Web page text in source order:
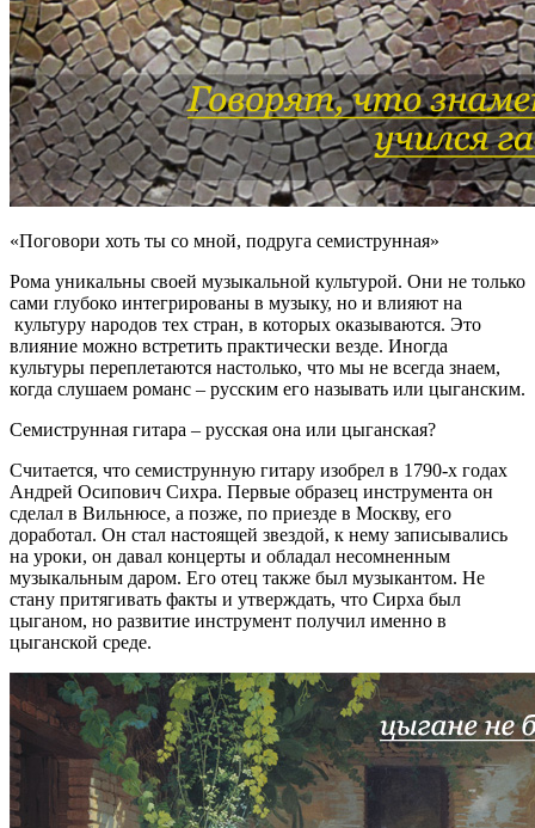
«Поговори хоть ты со мной, подруга семиструнная»
Рома уникальны своей музыкальной культурой. Они не только
сами глубоко интегрированы в музыку, но и влияют на
культуру народов тех стран, в которых оказываются. Это
влияние можно встретить практически везде. Иногда
культуры переплетаются настолько, что мы не всегда знаем,
когда слушаем романс – русским его называть или цыганским.
Семиструнная гитара – русская она или цыганская?
Считается, что семиструнную гитару изобрел в 1790-х годах
Андрей Осипович Сихра. Первые образец инструмента он
сделал в Вильнюсе, а позже, по приезде в Москву, его
доработал. Он стал настоящей звездой, к нему записывались
на уроки, он давал концерты и обладал несомненным
музыкальным даром. Его отец также был музыкантом. Не
стану притягивать факты и утверждать, что Сирха был
цыганом, но развитие инструмент получил именно в
цыганской среде.